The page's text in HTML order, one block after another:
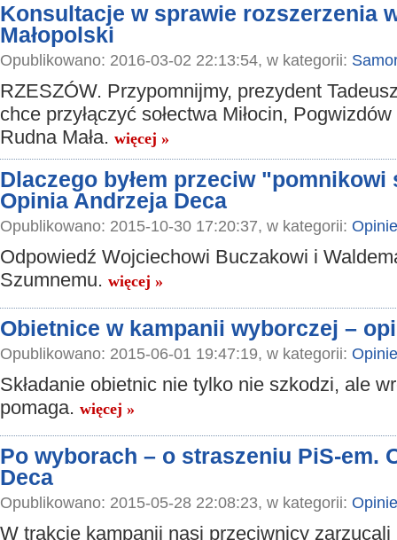
Konsultacje w sprawie rozszerzenia
Małopolski
Opublikowano: 2016-03-02 22:13:54, w kategorii:
RZESZÓW. Przypomnijmy, prezydent
chce przyłączyć sołectwa Miłocin,
Rudna Mała. więcej »
Dlaczego byłem przeciw
Opinia Andrzeja Deca
Opublikowano: 2015-10-30 17:20:37, w kategorii: Opinie
Odpowiedź Wojciechowi Buczakowi i
Szumnemu. więcej »
Obietnice w kampanii wyborczej –
Opublikowano: 2015-06-01 19:47:19, w kategorii: Opinie
Składanie obietnic nie tylko nie szkodzi, ale
pomaga. więcej »
Po wyborach – o straszeniu PiS-em.
Deca
Opublikowano: 2015-05-28 22:08:23, w kategorii: Opinie
W trakcie kampanii nasi przeciwnicy zarzucali